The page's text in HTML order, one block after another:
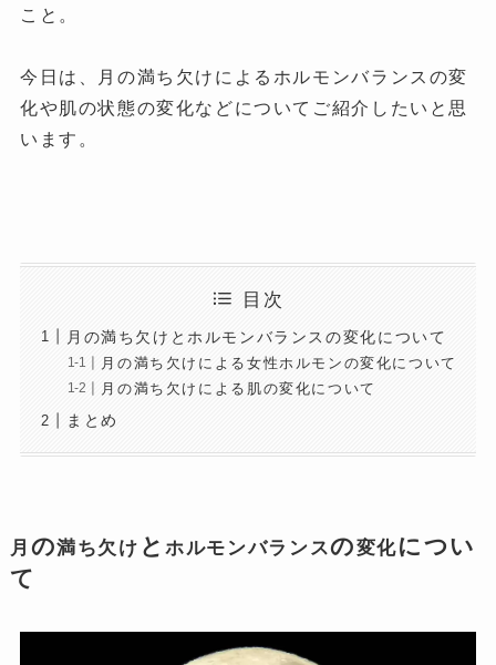
こと。
今日は、月の満ち欠けによるホルモンバランスの変
化や肌の状態の変化などについてご紹介したいと思
います。
目次
月の満ち欠けとホルモンバランスの変化について
月の満ち欠けによる女性ホルモンの変化について
月の満ち欠けによる肌の変化について
まとめ
月 の満ち欠け とホルモンバランスの変化につい
て